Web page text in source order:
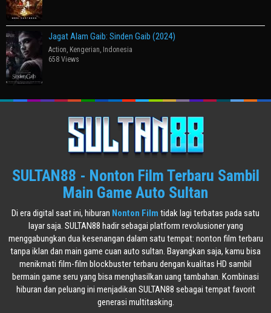
Jagat Alam Gaib: Sinden Gaib (2024)
Action, Kengerian, Indonesia
658 Views
SULTAN88 - Nonton Film Terbaru Sambil
Main Game Auto Sultan
Di era digital saat ini, hiburan Nonton Film tidak lagi terbatas pada satu
layar saja. SULTAN88 hadir sebagai platform revolusioner yang
menggabungkan dua kesenangan dalam satu tempat: nonton film terbaru
tanpa iklan dan main game cuan auto sultan. Bayangkan saja, kamu bisa
menikmati film-film blockbuster terbaru dengan kualitas HD sambil
bermain game seru yang bisa menghasilkan uang tambahan. Kombinasi
hiburan dan peluang ini menjadikan SULTAN88 sebagai tempat favorit
generasi multitasking.